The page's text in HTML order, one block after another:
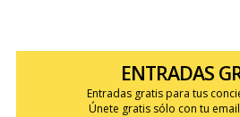
ENTRADAS
Entradas gratis para tus
Únete gratis sólo con tu